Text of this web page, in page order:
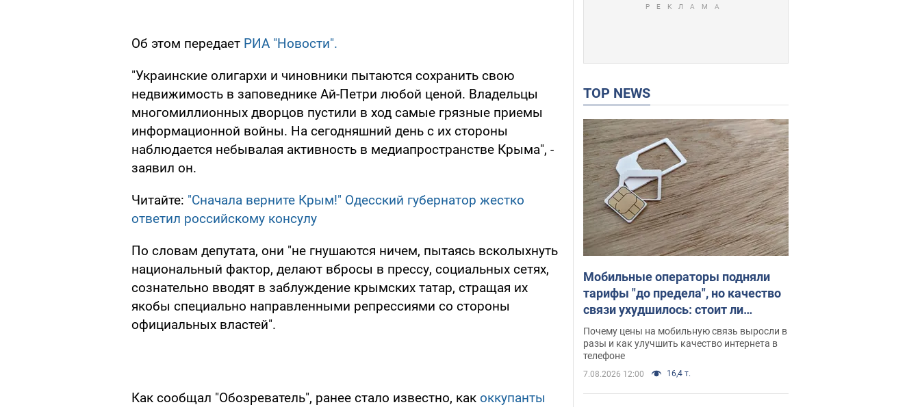
Об этом передает РИА "Новости".
"Украинские олигархи и чиновники пытаются сохранить свою
недвижимость в заповеднике Ай-Петри любой ценой. Владельцы
многомиллионных дворцов пустили в ход самые грязные приемы
информационной войны. На сегодняшний день с их стороны
наблюдается небывалая активность в медиапространстве Крыма", -
заявил он.
Читайте: "Сначала верните Крым!" Одесский губернатор жестко
ответил российскому консулу
По словам депутата, они "не гнушаются ничем, пытаясь всколыхнуть
национальный фактор, делают вбросы в прессу, социальных сетях,
сознательно вводят в заблуждение крымских татар, стращая их
якобы специально направленными репрессиями со стороны
официальных властей".
Как сообщал "Обозреватель", ранее стало известно, как оккупанты
TOP NEWS
Мобильные операторы подняли
тарифы "до предела", но качество
связи ухудшилось: стоит ли
жаловаться на цены
Почему цены на мобильную связь выросли в
разы и как улучшить качество интернета в
телефоне
7.08.2026 12:00 16,4 т.